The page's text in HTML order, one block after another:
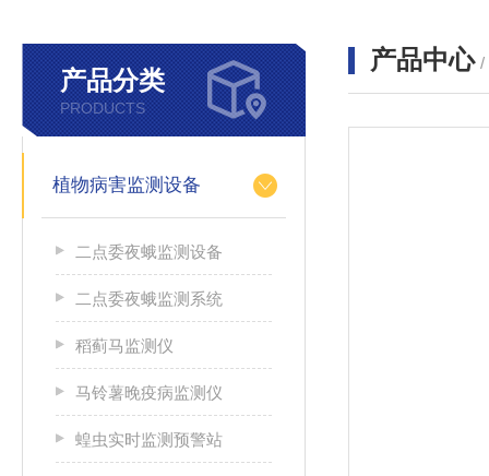
产品分类
PRODUCTS
植物病害监测设备
二点委夜蛾监测设备
二点委夜蛾监测系统
稻蓟马监测仪
马铃薯晚疫病监测仪
蝗虫实时监测预警站
产品中心 /